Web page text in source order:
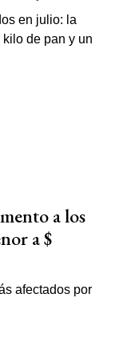
a los
a $